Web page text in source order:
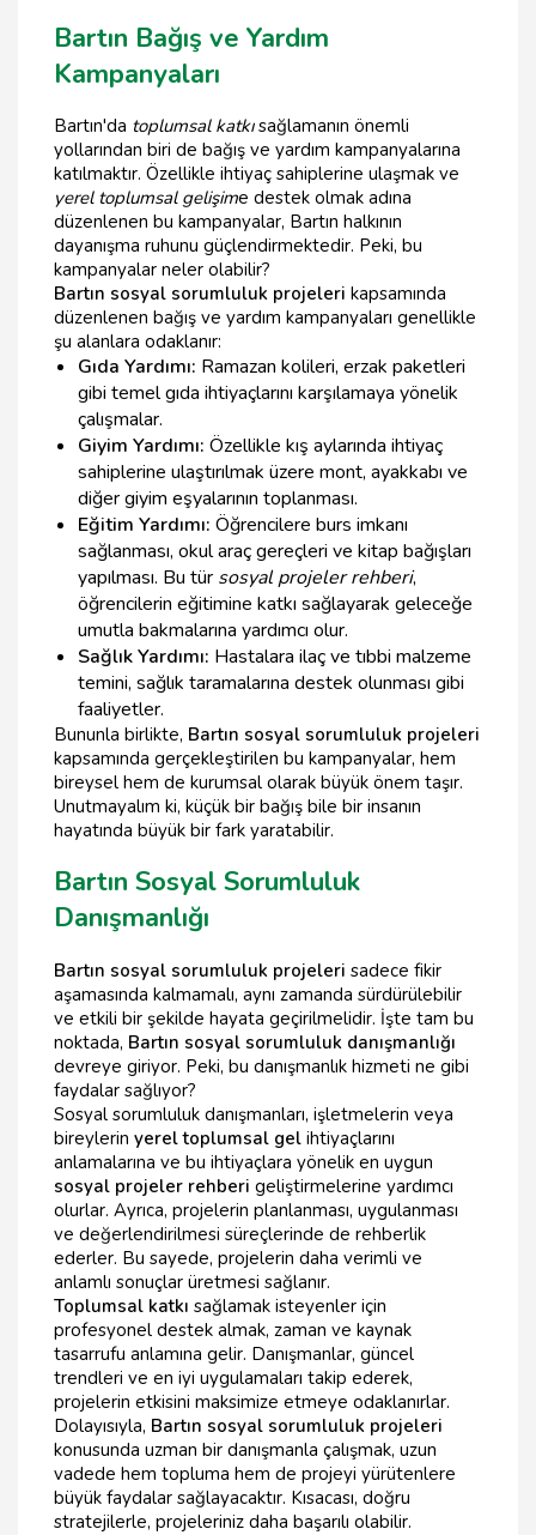
Bartın Bağış ve Yardım
Kampanyaları
Bartın'da toplumsal katkısağlamanın önemli
yollarından biri de bağış ve yardım kampanyalarına
katılmaktır. Özellikle ihtiyaç sahiplerine ulaşmak ve
yerel toplumsal gelişime destek olmak adına
düzenlenen bu kampanyalar, Bartın halkının
dayanışma ruhunu güçlendirmektedir. Peki, bu
kampanyalar neler olabilir?
Bartın sosyal sorumluluk projeleri kapsamında
düzenlenen bağış ve yardım kampanyaları genellikle
şu alanlara odaklanır:
Gıda Yardımı: Ramazan kolileri, erzak paketleri
gibi temel gıda ihtiyaçlarını karşılamaya yönelik
çalışmalar.
Giyim Yardımı: Özellikle kış aylarında ihtiyaç
sahiplerine ulaştırılmak üzere mont, ayakkabı ve
diğer giyim eşyalarının toplanması.
Eğitim Yardımı: Öğrencilere burs imkanı
sağlanması, okul araç gereçleri ve kitap bağışları
yapılması. Bu tür sosyal projeler rehberi,
öğrencilerin eğitimine katkı sağlayarak geleceğe
umutla bakmalarına yardımcı olur.
Sağlık Yardımı: Hastalara ilaç ve tıbbi malzeme
temini, sağlık taramalarına destek olunması gibi
faaliyetler.
Bununla birlikte, Bartın sosyal sorumluluk projeleri
kapsamında gerçekleştirilen bu kampanyalar, hem
bireysel hem de kurumsal olarak büyük önem taşır.
Unutmayalım ki, küçük bir bağış bile bir insanın
hayatında büyük bir fark yaratabilir.
Bartın Sosyal Sorumluluk
Danışmanlığı
Bartın sosyal sorumluluk projeleri sadece fikir
aşamasında kalmamalı, aynı zamanda sürdürülebilir
ve etkili bir şekilde hayata geçirilmelidir. İşte tam bu
noktada, Bartın sosyal sorumluluk danışmanlığı
devreye giriyor. Peki, bu danışmanlık hizmeti ne gibi
faydalar sağlıyor?
Sosyal sorumluluk danışmanları, işletmelerin veya
bireylerin yerel toplumsal gel ihtiyaçlarını
anlamalarına ve bu ihtiyaçlara yönelik en uygun
sosyal projeler rehberi geliştirmelerine yardımcı
olurlar. Ayrıca, projelerin planlanması, uygulanması
ve değerlendirilmesi süreçlerinde de rehberlik
ederler. Bu sayede, projelerin daha verimli ve
anlamlı sonuçlar üretmesi sağlanır.
Toplumsal katkı sağlamak isteyenler için
profesyonel destek almak, zaman ve kaynak
tasarrufu anlamına gelir. Danışmanlar, güncel
trendleri ve en iyi uygulamaları takip ederek,
projelerin etkisini maksimize etmeye odaklanırlar.
Dolayısıyla, Bartın sosyal sorumluluk projeleri
konusunda uzman bir danışmanla çalışmak, uzun
vadede hem topluma hem de projeyi yürütenlere
büyük faydalar sağlayacaktır. Kısacası, doğru
stratejilerle, projeleriniz daha başarılı olabilir.